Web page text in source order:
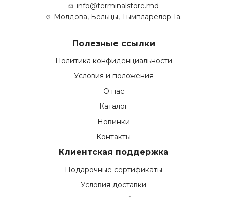
info@terminalstore.md
Молдова, Бельцы, Тымпларелор 1а.
Полезные ссылки
Политика конфиденциальности
Условия и положения
О нас
Каталог
Новинки
Контакты
Клиентская поддержка
Подарочные сертификаты
Условия доставки